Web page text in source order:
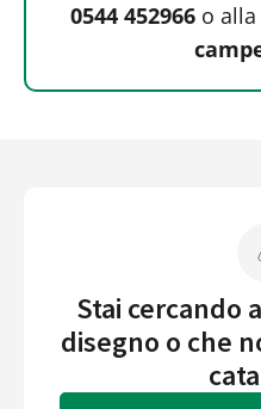
0544 452966 o
Stai cercando
disegno o che